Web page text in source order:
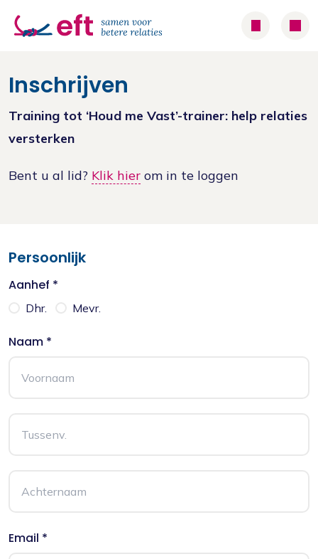
Inschrijven
Training tot ‘Houd me Vast’-trainer: help relaties
versterken
Bent u al lid? Klik hier om in te loggen
Persoonlijk
Aanhef *
Dhr. Mevr.
Naam *
Email *